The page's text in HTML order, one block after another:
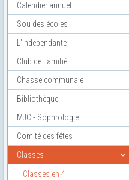
Calendier annuel
Sou des écoles
L'Indépendante
Club de l'amitié
Chasse communale
Bibliothèque
MJC - Sophrologie
Comité des fêtes
Classes
Classes en 4